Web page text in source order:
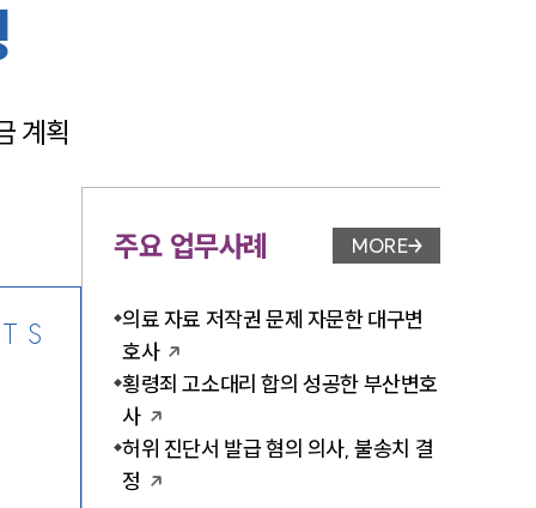
계획
주요 업무사례 업무사례 페이지 이
MORE
의료 자료 저작권 문제 자문한 대구변
호사
횡령죄 고소대리 합의 성공한 부산변호
사
허위 진단서 발급 혐의 의사, 불송치 결
정